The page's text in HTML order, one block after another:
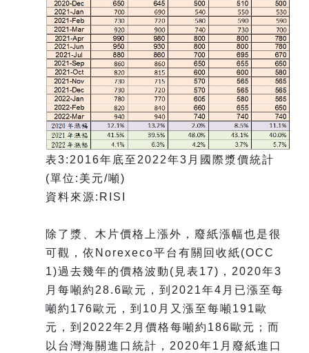
表3:2016年底至2022年3月國際漿價統計
(單位:美元/噸)
資料來源:RISI
除了漿、木片價格上漲外，廢紙漲幅也是很
可觀，依Norexeco平台有關回收紙(OCC
1)過去幾年的價格波動(見表17)，2020年3
月每噸約28.6歐元，到2021年4月已漲至每
噸約176歐元，到10月又漲至每噸191歐
元，到2022年2月價格每噸約186歐元；而
以台灣海關進口統計，2020年1月廢紙進口